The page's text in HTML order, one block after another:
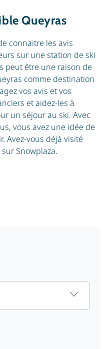
Queyras
connaitre les avis
sur une station de ski
peut être une raison de
comme destination
vos avis et vos
et aidez-les à
un séjour au ski. Avec
vous avez une idée de
Avez-vous déjà visité
Snowplaza.